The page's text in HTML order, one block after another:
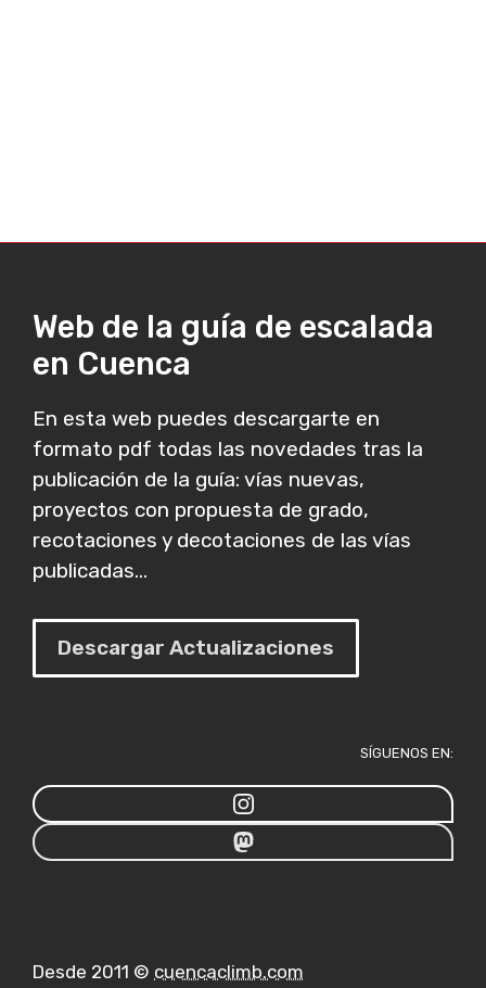
Web de la guía de escalada
en Cuenca
En esta web puedes descargarte en
formato pdf todas las novedades tras la
publicación de la guía: vías nuevas,
proyectos con propuesta de grado,
recotaciones y decotaciones de las vías
publicadas...
Descargar Actualizaciones
SÍGUENOS EN:
Desde 2011 © cuencaclimb.com